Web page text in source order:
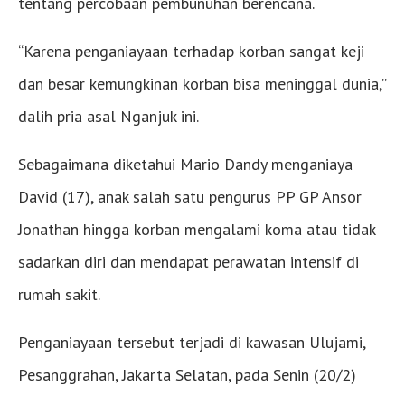
“Karena penganiayaan terhadap korban sangat keji
dan besar kemungkinan korban bisa meninggal dunia,”
dalih pria asal Nganjuk ini.
Sebagaimana diketahui Mario Dandy menganiaya
David (17), anak salah satu pengurus PP GP Ansor
Jonathan hingga korban mengalami koma atau tidak
sadarkan diri dan mendapat perawatan intensif di
rumah sakit.
Penganiayaan tersebut terjadi di kawasan Ulujami,
Pesanggrahan, Jakarta Selatan, pada Senin (20/2)